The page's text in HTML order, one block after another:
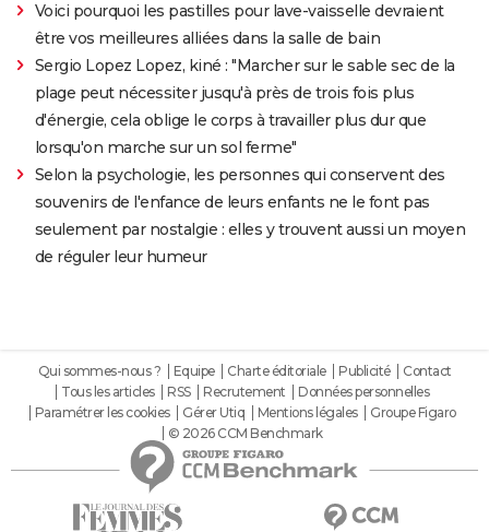
Voici pourquoi les pastilles pour lave-vaisselle devraient
être vos meilleures alliées dans la salle de bain
Sergio Lopez Lopez, kiné : "Marcher sur le sable sec de la
plage peut nécessiter jusqu'à près de trois fois plus
d'énergie, cela oblige le corps à travailler plus dur que
lorsqu'on marche sur un sol ferme"
Selon la psychologie, les personnes qui conservent des
souvenirs de l'enfance de leurs enfants ne le font pas
seulement par nostalgie : elles y trouvent aussi un moyen
de réguler leur humeur
Qui sommes-nous ? Equipe Charte éditoriale Publicité
Contact
Tous les articles
RSS Recrutement
Données personnelles
Paramétrer les cookies
Gérer Utiq Mentions légales
Groupe Figaro
© 2026 CCM Benchmark